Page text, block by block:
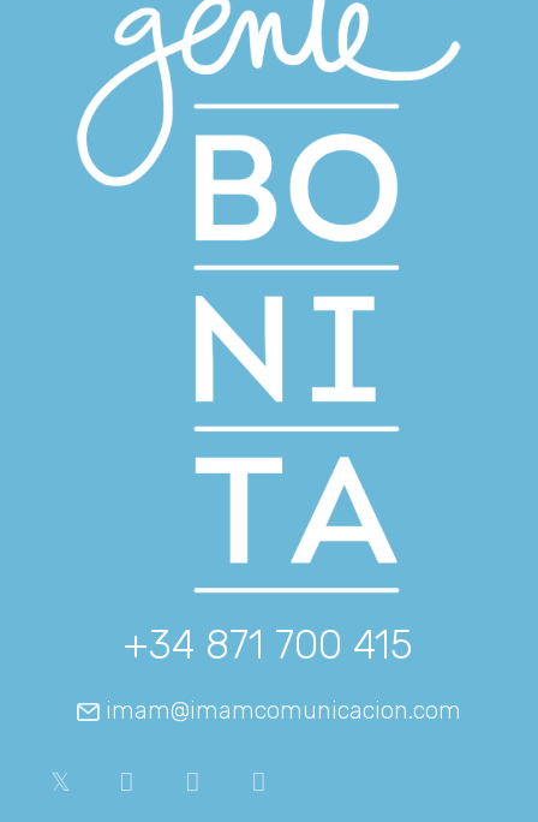
+34 871 700 415
imam@imamcomunicacion.com